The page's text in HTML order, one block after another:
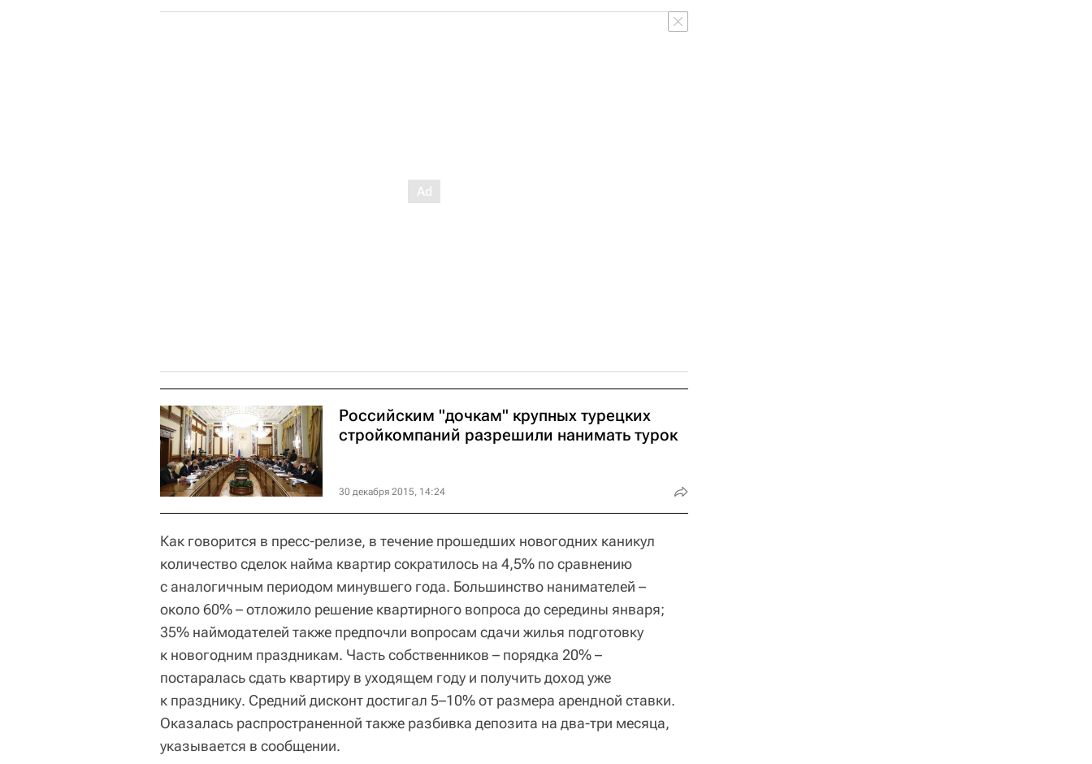
Российским "дочкам" крупных турецких
стройкомпаний разрешили нанимать турок
30 декабря 2015, 14:24
Как говорится в пресс-релизе, в течение прошедших новогодних каникул
количество сделок найма квартир сократилось на 4,5% по сравнению
с аналогичным периодом минувшего года. Большинство нанимателей –
около 60% – отложило решение квартирного вопроса до середины января;
35% наймодателей также предпочли вопросам сдачи жилья подготовку
к новогодним праздникам. Часть собственников – порядка 20% –
постаралась сдать квартиру в уходящем году и получить доход уже
к празднику. Средний дисконт достигал 5–10% от размера арендной ставки.
Оказалась распространенной также разбивка депозита на два-три месяца,
указывается в сообщении.